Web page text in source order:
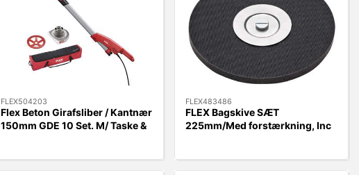
FLEX504203
Flex Beton Girafsliber / Kantnær
150mm GDE 10 Set. M/ Taske &
FLEX483486
FLEX Bagskive SÆT
225mm/Med forstærkning, Inc